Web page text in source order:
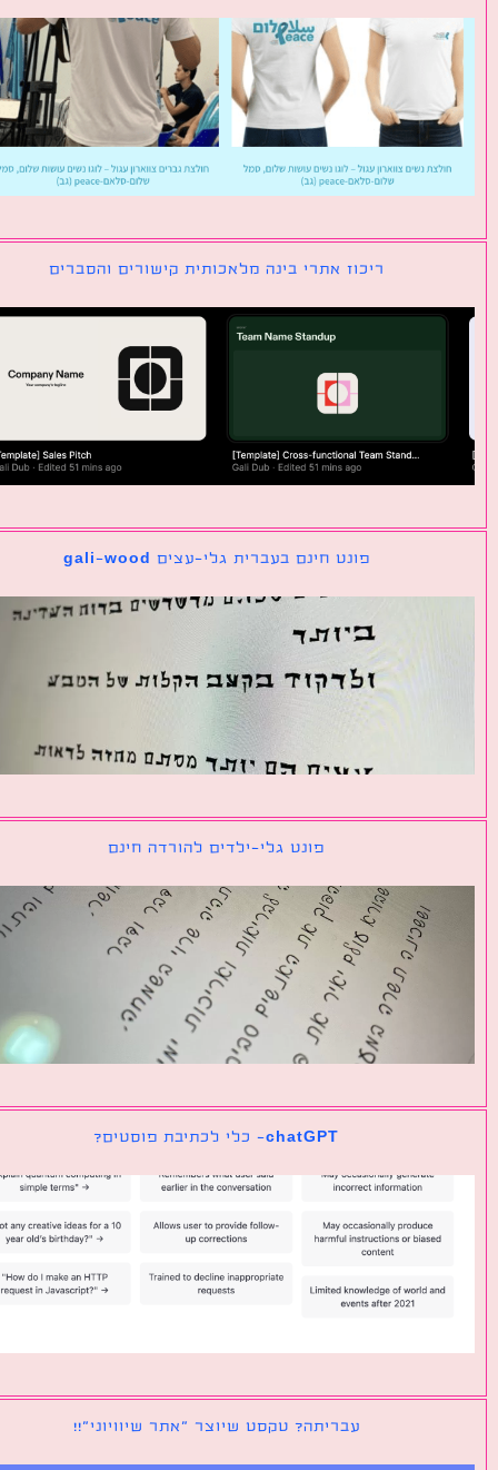
ריכוז אתרי בינה מלאכותית קישורים והסברים
פונט חינם בעברית גלי-עצים gali-wood
פונט גלי-ילדים להורדה חינם
chatGPT- כלי לכתיבת פוסטים?
עבריתה? טקסט שיוצר ״אתר שיוויוני״!!